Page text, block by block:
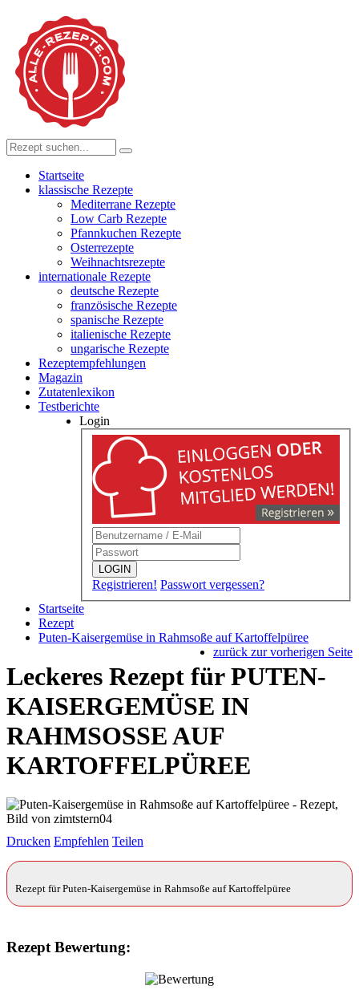
Startseite
klassische Rezepte
Mediterrane Rezepte
Low Carb Rezepte
Pfannkuchen Rezepte
Osterrezepte
Weihnachtsrezepte
internationale Rezepte
deutsche Rezepte
französische Rezepte
spanische Rezepte
italienische Rezepte
ungarische Rezepte
Rezeptempfehlungen
Magazin
Zutatenlexikon
Testberichte
Login
LOGIN
Registrieren! Passwort vergessen?
Startseite
Rezept
Puten-Kaisergemüse in Rahmsoße auf Kartoffelpüree
zurück zur vorherigen Seite
Leckeres Rezept fürPUTEN-
KAISERGEMÜSE IN
RAHMSOSSE AUF K
ARTOFFELPÜREE
Drucken Empfehlen Teilen
Rezept für Puten-Kaisergemüse in Rahmsoße auf Kartoffelpüree
Rezept Bewertung: